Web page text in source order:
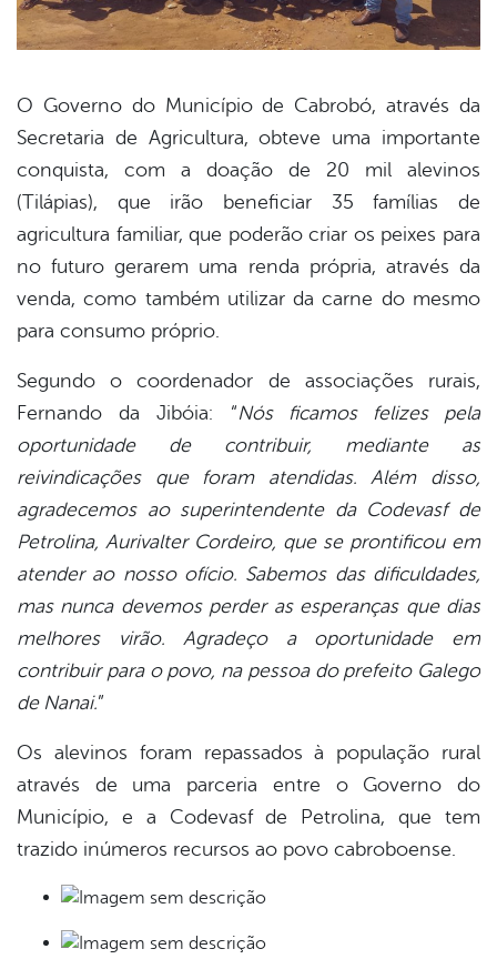
O Governo do Município de Cabrobó, através da
Secretaria de Agricultura, obteve uma importante
conquista, com a doação de 20 mil alevinos
(Tilápias), que irão beneficiar 35 famílias de
agricultura familiar, que poderão criar os peixes para
no futuro gerarem uma renda própria, através da
venda, como também utilizar da carne do mesmo
para consumo próprio.
Segundo o coordenador de associações rurais,
Fernando da Jibóia: “Nós ficamos felizes pela
oportunidade de contribuir, mediante as
reivindicações que foram atendidas. Além disso,
agradecemos ao superintendente da Codevasf de
Petrolina, Aurivalter Cordeiro, que se prontificou em
atender ao nosso ofício. Sabemos das dificuldades,
mas nunca devemos perder as esperanças que dias
melhores virão. Agradeço a oportunidade em
contribuir para o povo, na pessoa do prefeito Galego
de Nanai.”
Os alevinos foram repassados à população rural
através de uma parceria entre o Governo do
Município, e a Codevasf de Petrolina, que tem
trazido inúmeros recursos ao povo cabroboense.